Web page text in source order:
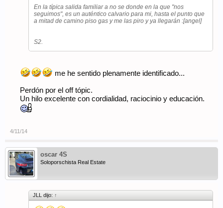
En la típica salida familiar a no se donde en la que "nos
seguimos", es un auténtico calvario para mi, hasta el punto que
a mitad de camino piso gas y me las piro y ya llegarán :[angel]
S2.
me he sentido plenamente identificado...
Perdón por el off tópic.
Un hilo excelente con cordialidad, raciocinio y educación.
4/11/14
oscar 4S
Soloporschista Real Estate
JLL dijo: ↑